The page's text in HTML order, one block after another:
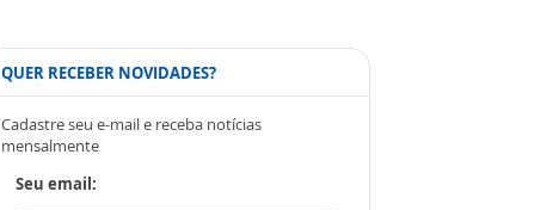
QUER RECEBER NOVIDADES?
Cadastre seu e-mail e receba notícias
mensalmente
Seu email: